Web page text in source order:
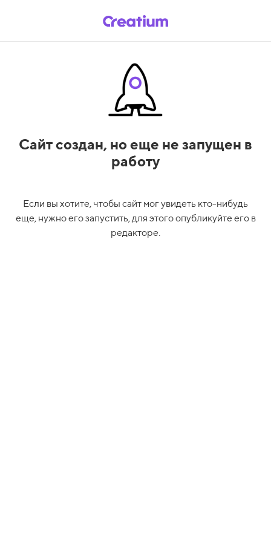
Сайт создан, но еще не запущен в
работу
Если вы хотите, чтобы сайт мог увидеть кто-нибудь
еще, нужно его запустить, для этого опубликуйте его в
редакторе.